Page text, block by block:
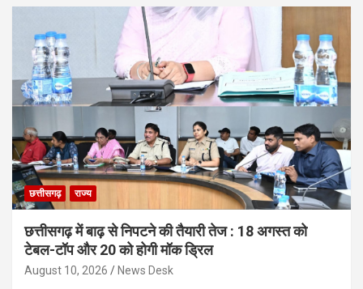
छत्तीसगढ़ राज्य
छत्तीसगढ़ में बाढ़ से निपटने की तैयारी तेज : 18 अगस्त को
टेबल-टॉप और 20 को होगी मॉक ड्रिल
August 10, 2026 News Desk